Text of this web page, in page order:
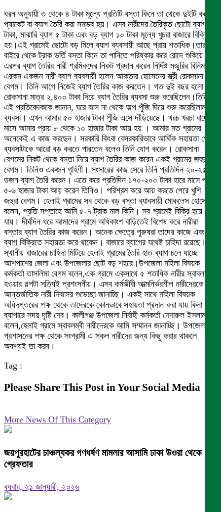
ধরন অনুযায়ী ৩ থেকে ৪ টাকা মূল্যে প্রতিটি বস্তা কিনে তা থেকে দুইটি করে
প্যাকেট বা ব্যাগ তৈরি করা সম্ভব হয়। এসব নারীদের তৈরিকৃত ছোটো ব্যাগ ৩
টাকা, মাঝারি ব্যাগ ৫ টাকা এবং বড় ব্যাগ ১০ টাকা মূল্যে খুচরা বাজারে বিক্রি
হয়।এই গ্রামেই ছোটো বড় মিলে ব্যাগ ব্যবসায়ী আছে প্রায় শতাধিক।তারা
বাইরে থেকে ট্রাক ভর্তি বস্তা কিনে তা পানিতে পরিষ্কার করে রোদে শুকিয়ে
এরপর ব্যাগ তৈরির নারী শ্রমিকদের নিকট প্রদান করেন নির্দিষ্ট মজুরির বিনিময়ে।
এরকম একজন নারী ব্যাগ ব্যবসায়ী হলেন আক্তার হোসেনের স্ত্রী রোকসানা
বেগম। তিনি আগে নিজেই ব্যাগ তৈরির কাজ করতেন। গত দুই বছর হলো
রোকসানা মাত্র ২,৪০০ টাকা দিয়ে ব্যাগ তৈরির ব্যবসা শুরু করেছিলেন।তিনি
এই প্রতিবেদককে জানান, ঘরে বসে না থেকে অল্প পুঁজি দিয়ে শুরু করেছিলাম
ব্যবসা। এখন আমার ৫০ হাজার টাকা পুঁজি এসে দাঁড়িয়েছে। খরচ খরচা বাদে
মাসে আমার প্রায় ৮ থেকে ১০ হাজার টাকা আয় হয় । আমার মত গ্রামের
অনেকেই এ কাজ করছেন। সরকারি কিংবা বেসরকারিভাবে আর্থিক সহায়তা পেলে
ব্যবসাটাকে আরো বড় করতে পারতেন বলেও তিনি যোগ করেন। রোকসানা
বেগমের নিকট থেকে বস্তা নিয়ে ব্যাগ তৈরির কাজ করেন একই গ্রামের জহুরা
বেগম। তিনিও একজন গৃহিণী। সংসারের কাজ সেরে তিনি প্রতিদিন ২০-২৫
ডজন ব্যাগ তৈরি করেন। এতে করে প্রতিদিন ১৭০-২০০ টাকা হারে মাসে প্রায়
৫-৬ হাজার টাকা আয় করেন তিনিও। পরিশ্রম করে আয় করতে পেরে খুশি
জহুরা বেগম। হেলাই গ্রামের সব থেকে বড় বস্তা ব্যাবসায়ী মোকলেস হোসেন
বলেন, প্রতি সপ্তাহে আমি ৫-৭ ট্রাক মাল কিনি। সব গ্রামেই বিক্রি হয়ে
যায়। দীর্ঘদিন ধরে আমাদের গ্রামে অধিকাংশ বাড়িতেই বিশেষ করে নারীরা
বস্তার ব্যাগ তৈরির কাজ করেন। অনেক ক্ষেত্রে পুরুষরা তাদের কাজে এবং
ব্যাগ বিক্রিতে সহায়তা করে থাকেন। বাজারে ব্যাগের যথেষ্ট চাহিদা রয়েছে।
স্থানীয় বাজারের চাহিদা মিটিয়ে হেলাই গ্রামের তৈরি হাত ব্যাগ চলে যাচ্ছে
আশপাশের জেলা এবং উপজেলার ছোট বড় শহরে।উপজেলা মহিলা বিষয়ক
কর্মকর্তা তাসলিমা বেগম বলেন,এক গ্রামে একসাথে ৫ শতাধিক নারীর স্বাবলম্বী
হওয়ার গল্পটা সত্যিই প্রশংসনীয়। এসব কর্মজীবী আত্মনির্ভরশীল নারীদেরকে
আন্তর্জাতিক নারী দিবসের শুভেচ্ছা জানাচ্ছি। একই সাথে মহিলা বিষয়ক
অধিদপ্তরের পক্ষ থেকে তাদেরকে কোনভাবে সহায়তা প্রদান করা যায় কিনা সে
ব্যাপারে সদয় দৃষ্টি দেব। কালীগঞ্জ উপজেলা নির্বাহী কর্মকর্তা দেদারুল ইসলাম
বলেন,হেলাই গ্রামে স্বাবলম্বী নারীদেরকে আমি সম্মানন জানাচ্ছি। উপজেলা
প্রশাসনের পক্ষ থেকে সংগ্রামী এ সকল নারীদের জন্য কিছু করার থাকলে
অবশ্যই তা করব।
Tag :
Please Share This Post in Your Social Media
More News Of This Category
জয়পুরহাটের চাঞ্চল্যকর গণধর্ষণ মামলার আসামি ঢাকা উওরা থেকে
গ্রেফতার
বুধবার, ২১ জানুয়ারী, ২০২৬